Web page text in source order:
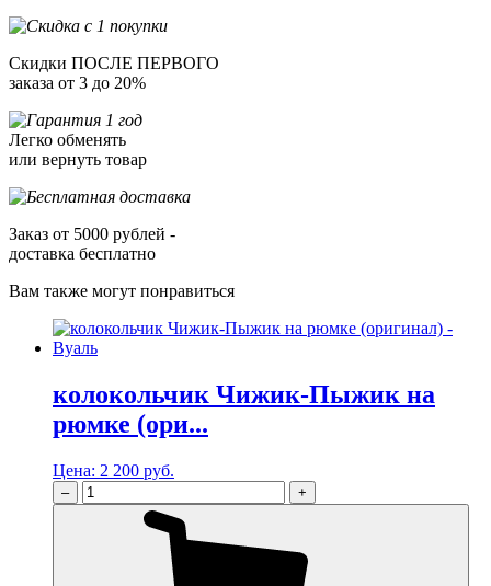
Скидки ПОСЛЕ ПЕРВОГО
заказа от 3 до 20%
Легко обменять
или вернуть товар
Заказ от 5000 рублей -
доставка бесплатно
Вам также могут понравиться
колокольчик Чижик-Пыжик на
рюмке (ори...
Цена: 2 200 руб.
– +